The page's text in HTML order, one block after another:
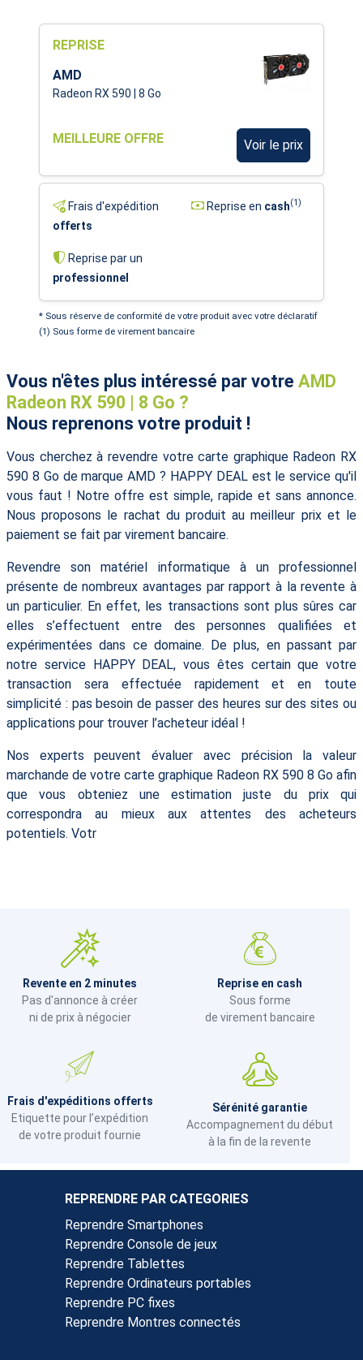
REPRISE
AMD
Radeon RX 590 | 8 Go
MEILLEURE OFFRE Voir le prix
Frais d'expédition
offerts
Reprise en cash(1)
Reprise par un
professionnel
* Sous réserve de conformité de votre produit avec votre déclaratif
(1) Sous forme de virement bancaire
Vous n'êtes plus intéressé par votre AMD
Radeon RX 590 | 8 Go ?
Nous reprenons votre produit !
Vous cherchez à revendre votre carte graphique Radeon RX
590 8 Go de marque AMD ? HAPPY DEAL est le service qu'il
vous faut ! Notre offre est simple, rapide et sans annonce.
Nous proposons le rachat du produit au meilleur prix et le
paiement se fait par virement bancaire.
Revendre son matériel informatique à un professionnel
présente de nombreux avantages par rapport à la revente à
un particulier. En effet, les transactions sont plus sûres car
elles s’effectuent entre des personnes qualifiées et
expérimentées dans ce domaine. De plus, en passant par
notre service HAPPY DEAL, vous êtes certain que votre
transaction sera effectuée rapidement et en toute
simplicité : pas besoin de passer des heures sur des sites ou
applications pour trouver l’acheteur idéal !
Nos experts peuvent évaluer avec précision la valeur
marchande de votre carte graphique Radeon RX 590 8 Go afin
que vous obteniez une estimation juste du prix qui
correspondra au mieux aux attentes des acheteurs
potentiels. Votr
Revente en 2 minutes
Pas d'annonce à créer
ni de prix à négocier
Reprise en cash
Sous forme
de virement bancaire
Frais d'expéditions offerts
Etiquette pour l’expédition
de votre produit fournie
Sérénité garantie
Accompagnement du début
à la fin de la revente
REPRENDRE PAR CATEGORIES
Reprendre Smartphones
Reprendre Console de jeux
Reprendre Tablettes
Reprendre Ordinateurs portables
Reprendre PC fixes
Reprendre Montres connectés